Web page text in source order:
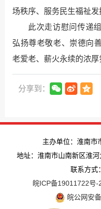
场秩序、服务民生福祉发
此次走访慰问传递
弘扬尊老敬老、崇德向
老爱老、薪火永续的浓厚
分享到：
主办单位：淮南市
地址：淮南市山南新区淮
联系方式
皖ICP备19011722号-
皖公网安